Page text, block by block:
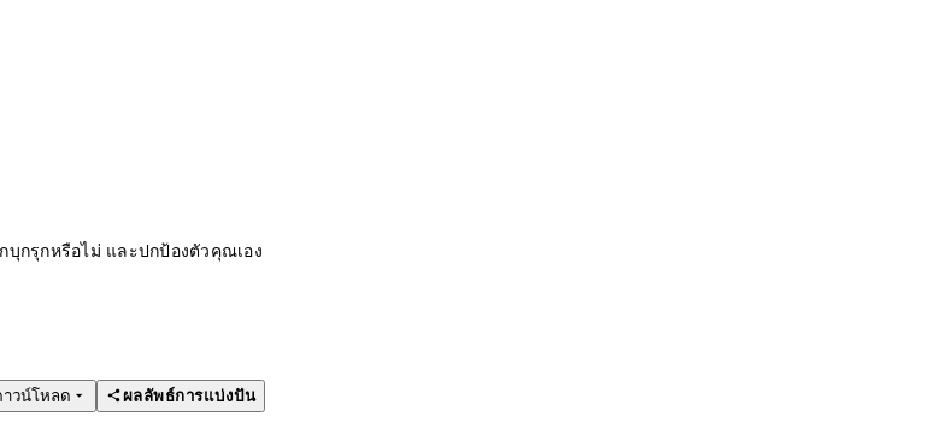
กรุกหรือไม่ และปกป้องตัวคุณเอง
าวน์โหลด ผลลัพธ์การแบ่งปัน